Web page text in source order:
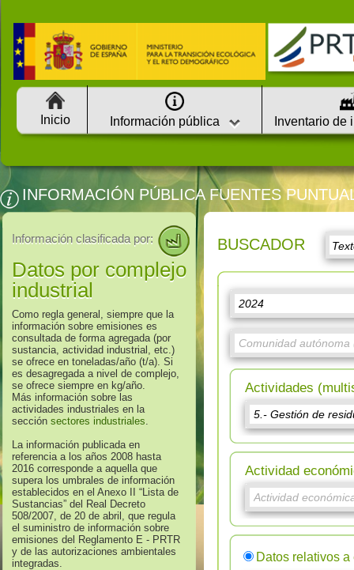
Inicio Información pública Inventario de
INFORMACIÓN PÚBLICA FUENTES
Información clasificada por:
Datos por complejo
industrial
Como regla general, siempre que la
información sobre emisiones es
consultada de forma agregada (por
sustancia, actividad industrial, etc.)
se ofrece en toneladas/año (t/a). Si
es desagregada a nivel de complejo,
se ofrece siempre en kg/año.
Más información sobre las
actividades industriales en la
sección sectores industriales.
La información publicada en
referencia a los años 2008 hasta
2016 corresponde a aquella que
supera los umbrales de información
establecidos en el Anexo II “Lista de
Sustancias” del Real Decreto
508/2007, de 20 de abril, que regula
el suministro de información sobre
emisiones del Reglamento E - PRTR
y de las autorizaciones ambientales
integradas.
BUSCADOR
Actividades
Actividad
Datos relativos